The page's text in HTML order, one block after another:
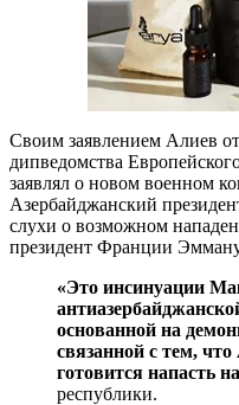
Своим заявлением Алиев
дипведомства
заявлял о новом военном
Азербайджанский
слухи о возможном
президент Франции
«Это инсинуации
основанной на
связанной с тем,
готовится напасть
республики.